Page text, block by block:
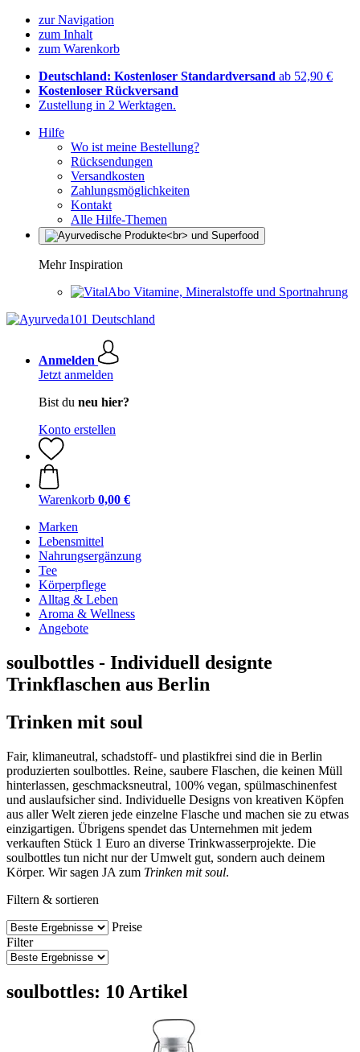
zur Navigation
zum Inhalt
zum Warenkorb
Deutschland: Kostenloser Standardversand ab 52,90 €
Kostenloser Rückversand
Zustellung in 2 Werktagen.
Hilfe
Wo ist meine Bestellung?
Rücksendungen
Versandkosten
Zahlungsmöglichkeiten
Kontakt
Alle Hilfe-Themen
Mehr Inspiration
Vitamine, Mineralstoffe und Sportnahrung
Anmelden
Jetzt anmelden
Bist du neu hier?
Konto erstellen
Warenkorb 0,00 €
Marken
Lebensmittel
Nahrungsergänzung
Tee
Körperpflege
Alltag & Leben
Aroma & Wellness
Angebote
soulbottles - Individuell designte
Trinkflaschen aus Berlin
Trinken mit soul
Fair, klimaneutral, schadstoff- und plastikfrei sind die in Berlin
produzierten soulbottles. Reine, saubere Flaschen, die keinen Müll
hinterlassen, geschmacksneutral, 100% vegan, spülmaschinenfest
und auslaufsicher sind. Individuelle Designs von kreativen Köpfen
aus aller Welt zieren jede einzelne Flasche und machen sie zu etwas
einzigartigen. Übrigens spendet das Unternehmen mit jedem
verkauften Stück 1 Euro an diverse Trinkwasserprojekte. Die
soulbottles tun nicht nur der Umwelt gut, sondern auch deinem
Körper. Wir sagen JA zum Trinken mit soul.
Filtern & sortieren
Preise
Filter
soulbottles: 10 Artikel